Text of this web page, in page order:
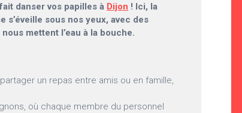
danser vos papilles à Dijon ! Ici, la
sous nos yeux, avec des
mettent l’eau à la bouche.
un repas entre amis ou en famille,
où chaque membre du personnel